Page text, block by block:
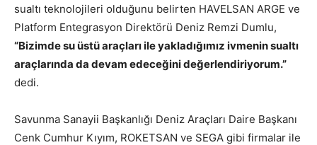
sualtı teknolojileri olduğunu belirten HAVELSAN ARGE ve
Platform Entegrasyon Direktörü Deniz Remzi Dumlu,
“Bizimde su üstü araçları ile yakladığımız ivmenin sualtı
araçlarında da devam edeceğini değerlendiriyorum.”
dedi.
Savunma Sanayii Başkanlığı Deniz Araçları Daire Başkanı
Cenk Cumhur Kıyım, ROKETSAN ve SEGA gibi firmalar ile